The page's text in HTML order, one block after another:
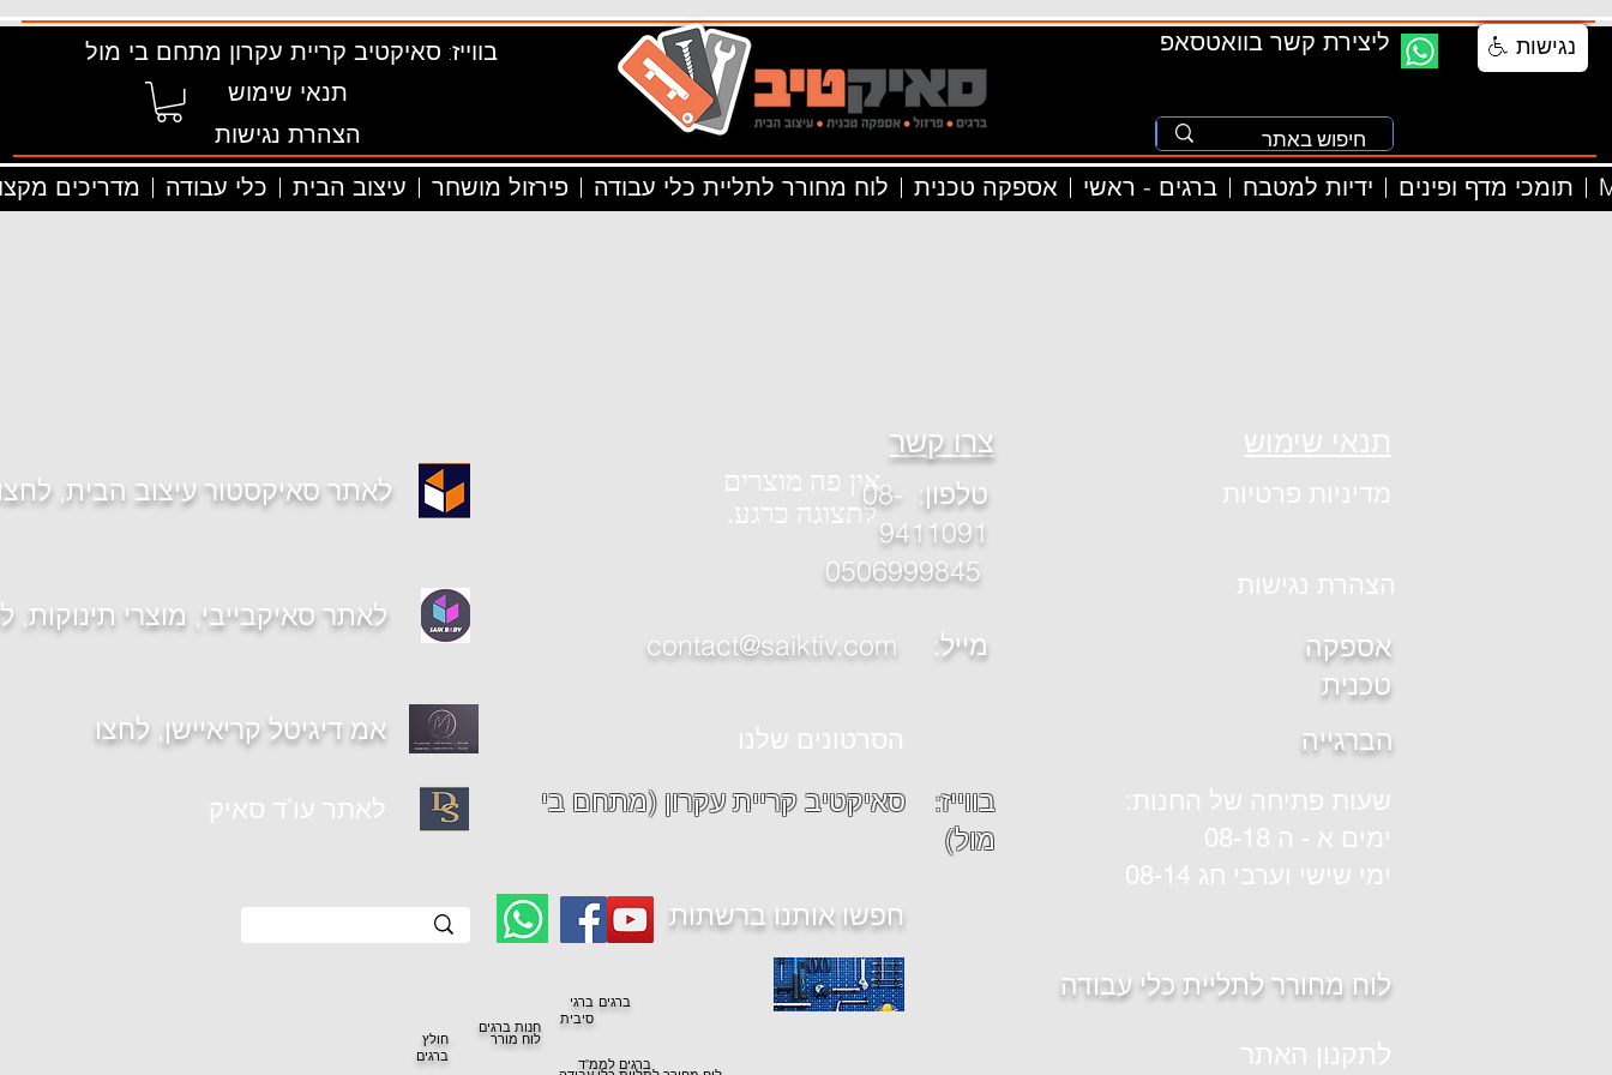
בווייז: סאיקטיב קריית עקרון מתחם בי מול
תנאי שימוש
הצהרת נגישות
ליצירת קשר בוואטסאפ
מדריכים כלי עבודה עיצוב הבית פירזול מושחר לוח מחורר לתליית כלי עבודה אספקה טכנית ברגים - ראשי ידיות למטבח תומכי מדף ופינים
לתצוגה כרגע.
צרו קשר
לאתר סאיקסטור עיצוב הבית,
לאתר סאיקבייבי, מוצרי תינוקות,
אמ דיגיטל קריאיישן, לחצו
טלפון
: 08-
9411091
הסרטונים שלנו
תנאי שימוש
מדיניות פרטיות
הצהרת נגישות
אספקה
טכנית
הברגייה
לאתר עו"ד סאיק
מול)
חפשו אותנו ברשתות
שעות פתיחה של החנות:
ימים א - ה 08-18
ימי שישי וערבי חג 08-14
חולץ
ברגים
לוח מורר
ברגי
סיבית
חנות ברגים
ברגים
ברגים לממ"ד
לוח מחורר לתליית כלי עבודה
לתקנון האתר
נגישות